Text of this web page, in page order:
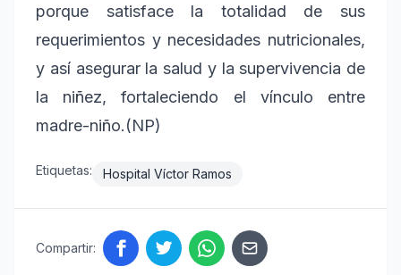
porque satisface la totalidad de sus
requerimientos y necesidades nutricionales,
y así asegurar la salud y la supervivencia de
la niñez, fortaleciendo el vínculo entre
madre-niño.(NP)
Etiquetas: Hospital Víctor Ramos
Compartir: